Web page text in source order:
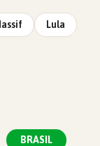
Lula
BRASIL